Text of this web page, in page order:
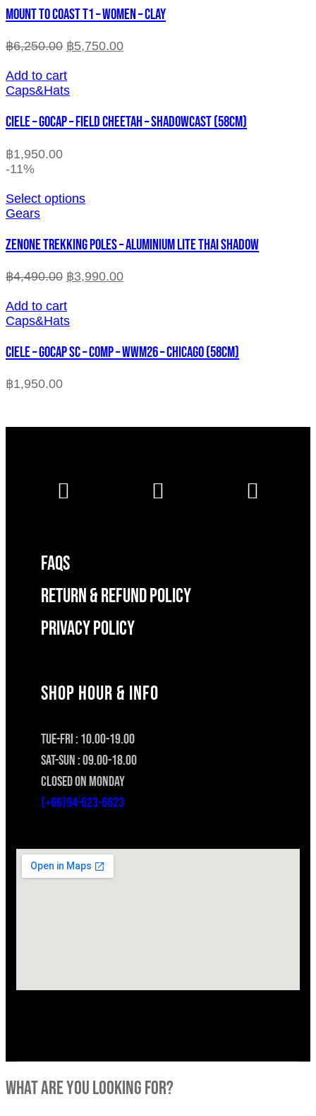
MOUNT TO COAST T1 – WOMEN – CLAY
฿6,250.00 ฿5,750.00
Add to cart
Caps&Hats
CIELE – GOCAP – FIELD CHEETAH – SHADOWCAST (58cm)
฿1,950.00
-11%
Select options
Gears
ZENONE TREKKING POLES – ALUMINIUM LITE THAI SHADOW
฿4,490.00 ฿3,990.00
Add to cart
Caps&Hats
CIELE – GOCAP SC – COMP – WWM26 – CHICAGO (58cm)
฿1,950.00
FAQS
RETURN & REFUND POLICY
Privacy Policy
SHOP HOUR & INFO
TUE-FRI : 10.00-19.00
SAT-SUN : 09.00-18.00
CLOSED ON MONDAY
(+66)94-623-6623
what are you looking for?